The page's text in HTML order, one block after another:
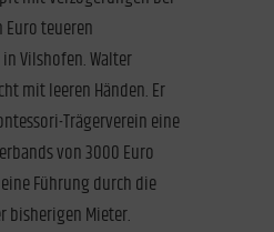
teueren
Vilshofen. Walter
mit leeren Händen. Er
Trägerverein eine
von 3000 Euro
Führung durch die
bisherigen Mieter.